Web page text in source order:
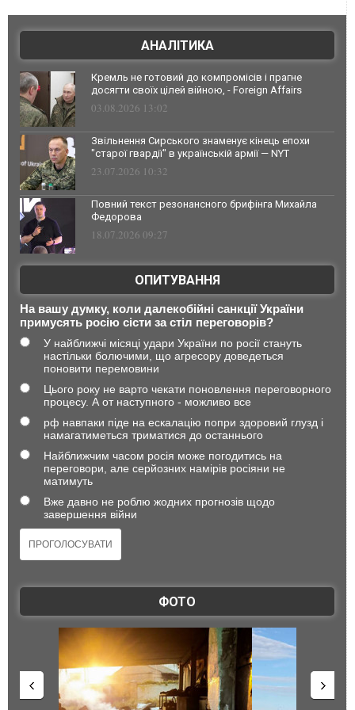
АНАЛІТИКА
Кремль не готовий до компромісів і прагне
досягти своїх цілей війною, - Foreign Affairs
03.08.2026 13:02
Звільнення Сирського знаменує кінець епохи
"старої гвардії" в українській армії — NYT
23.07.2026 10:32
Повний текст резонансного брифінга Михайла
Федорова
18.07.2026 09:27
ОПИТУВАННЯ
На вашу думку, коли далекобійні санкції України
примусять росію сісти за стіл переговорів?
У найближчі місяці удари України по росії стануть
настільки болючими, що агресору доведеться
поновити перемовини
Цього року не варто чекати поновлення переговорного
процесу. А от наступного - можливо все
рф навпаки піде на ескалацію попри здоровий глузд і
намагатиметься триматися до останнього
Найближчим часом росія може погодитись на
переговори, але серйозних намірів росіяни не
матимуть
Вже давно не роблю жодних прогнозів щодо
завершення війни
ФОТО